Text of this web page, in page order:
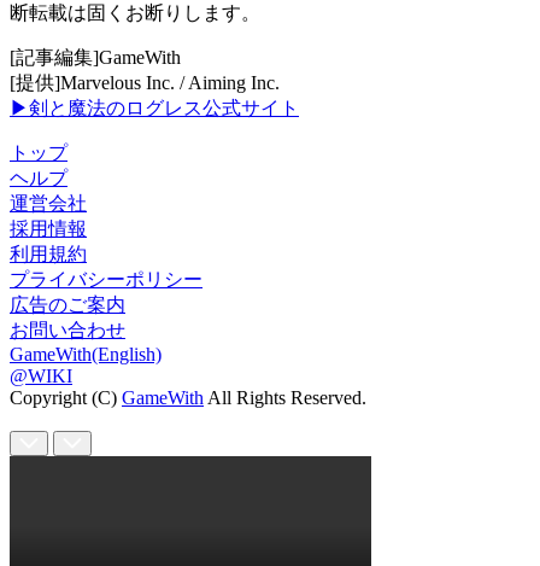
断転載は固くお断りします。
[記事編集]GameWith
[提供]Marvelous Inc. / Aiming Inc.
▶剣と魔法のログレス公式サイト
トップ
ヘルプ
運営会社
採用情報
利用規約
プライバシーポリシー
広告のご案内
お問い合わせ
GameWith(English)
@WIKI
Copyright (C) GameWith All Rights Reserved.